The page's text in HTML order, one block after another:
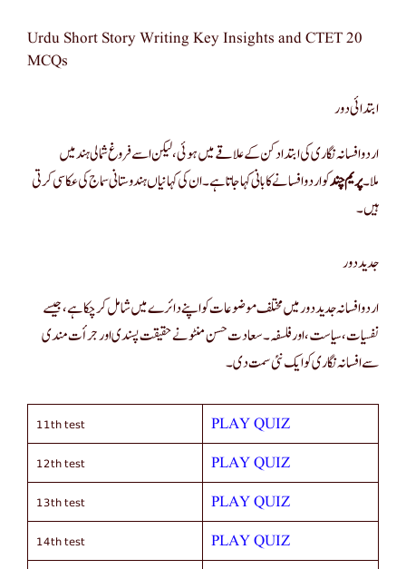
Urdu Short Story Writing Key Insights and CTET 20
MCQs
ابتدائی دور
اردو افسانہ نگاری کی ابتدا دکن کے علاقے میں ہوئی، لیکن اسے فروغ شمالی ہند میں
ملا۔پریم چندکو اردو افسانے کا بانی کہا جاتا ہے۔ ان کی کہانیاں ہندوستانی سماج کی عکاسی کرتی
ہیں۔
جدید دور
اردو افسانہ جدید دور میں مختلف موضوعات کو اپنے دائرے میں شامل کر چکا ہے، جیسے
نفسیات، سیاست، اور فلسفہ۔ سعادت حسن منٹو نے حقیقت پسندی اور جرأت مندی
سے افسانہ نگاری کو ایک نئی سمت دی۔
11th test PLAY QUIZ
12th test PLAY QUIZ
13th test PLAY QUIZ
14th test PLAY QUIZ